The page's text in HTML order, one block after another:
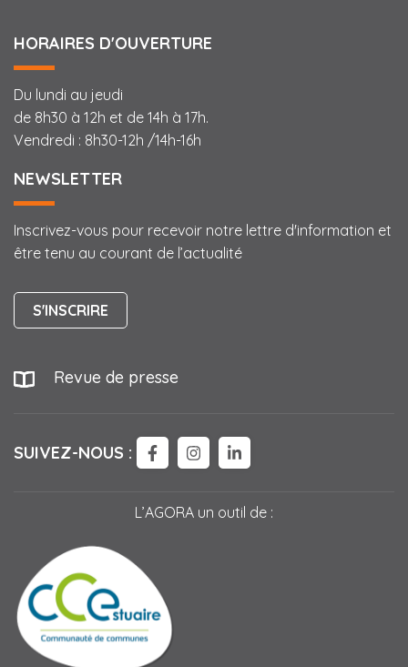
HORAIRES D'OUVERTURE
Du lundi au jeudi
de 8h30 à 12h et de 14h à 17h.
Vendredi : 8h30-12h /14h-16h
NEWSLETTER
Inscrivez-vous pour recevoir notre lettre d'information et
être tenu au courant de l’actualité
S'INSCRIRE
Revue de presse
SUIVEZ-NOUS : LIEN VERS LE COMPTE
LIEN VERS LE COMPTE
LIEN VERS LE
L’AGORA un outil de :